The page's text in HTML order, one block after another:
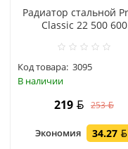
Радиатор стальной
Classic 22 500 600
Код товара: 3095
В наличии
219 253
Экономия 34.27